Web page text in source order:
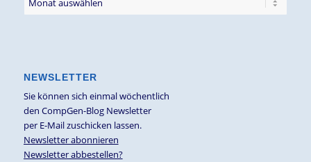
NEWSLETTER
Sie können sich einmal wöchentlich
den CompGen-Blog Newsletter
per E-Mail zuschicken lassen.
Newsletter abonnieren
Newsletter abbestellen?